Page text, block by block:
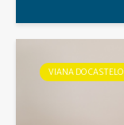
VIANA DO CASTELO